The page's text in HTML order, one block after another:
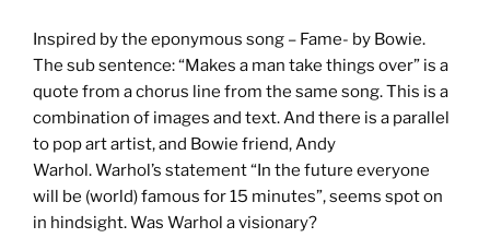
Inspired by the eponymous song – Fame- by Bowie.
The sub sentence: “Makes a man take things over” is a
quote from a chorus line from the same song. This is a
combination of images and text. And there is a parallel
to pop art artist, and Bowie friend, Andy
Warhol. Warhol’s statement “In the future everyone
will be (world) famous for 15 minutes”, seems spot on
in hindsight. Was Warhol a visionary?